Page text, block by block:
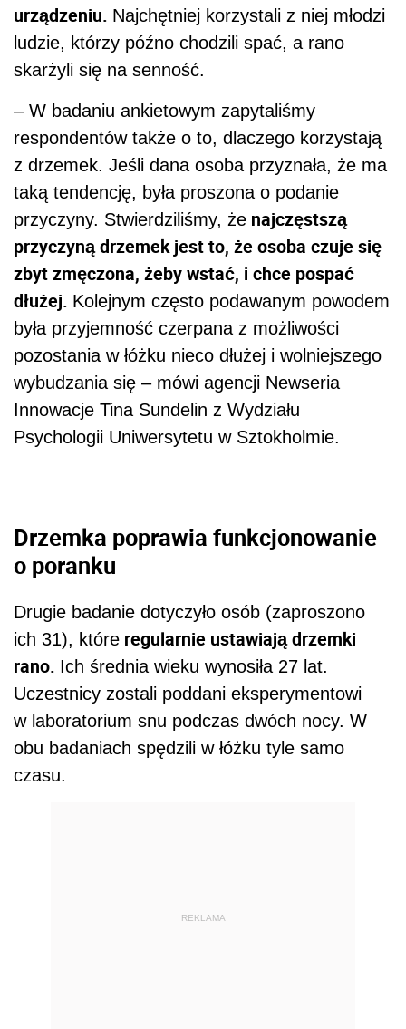
urządzeniu. Najchętniej korzystali z niej młodzi
ludzie, którzy późno chodzili spać, a rano
skarżyli się na senność.
­­– W badaniu ankietowym zapytaliśmy
respondentów także o to, dlaczego korzystają
z drzemek. Jeśli dana osoba przyznała, że ma
taką tendencję, była proszona o podanie
przyczyny. Stwierdziliśmy, że najczęstszą
przyczyną drzemek jest to, że osoba czuje się
zbyt zmęczona, żeby wstać, i chce pospać
dłużej. Kolejnym często podawanym powodem
była przyjemność czerpana z możliwości
pozostania w łóżku nieco dłużej i wolniejszego
wybudzania się – mówi agencji Newseria
Innowacje Tina Sundelin z Wydziału
Psychologii Uniwersytetu w Sztokholmie.
Drzemka poprawia funkcjonowanie
o poranku
Drugie badanie dotyczyło osób (zaproszono
ich 31), które regularnie ustawiają drzemki
rano. Ich średnia wieku wynosiła 27 lat.
Uczestnicy zostali poddani eksperymentowi
w laboratorium snu podczas dwóch nocy. W
obu badaniach spędzili w łóżku tyle samo
czasu.
REKLAMA